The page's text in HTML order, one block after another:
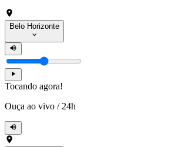
Belo Horizonte
Tocando agora!
Ouça ao vivo / 24h